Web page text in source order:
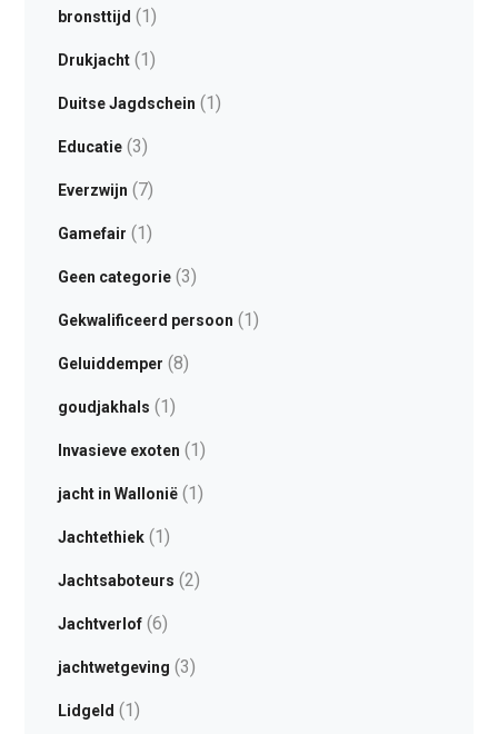
bronsttijd (1)
Drukjacht(1)
Duitse Jagdschein (1)
Educatie(3)
Everzwijn (7)
Gamefair (1)
Geen categorie(3)
Gekwalificeerd persoon (1)
Geluiddemper (8)
goudjakhals (1)
Invasieve exoten (1)
jacht in Wallonië(1)
Jachtethiek(1)
Jachtsaboteurs (2)
Jachtverlof(6)
jachtwetgeving (3)
Lidgeld (1)